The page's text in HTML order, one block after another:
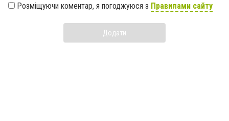
Розміщуючи коментар, я погоджуюся з Правилами сайту
Додати